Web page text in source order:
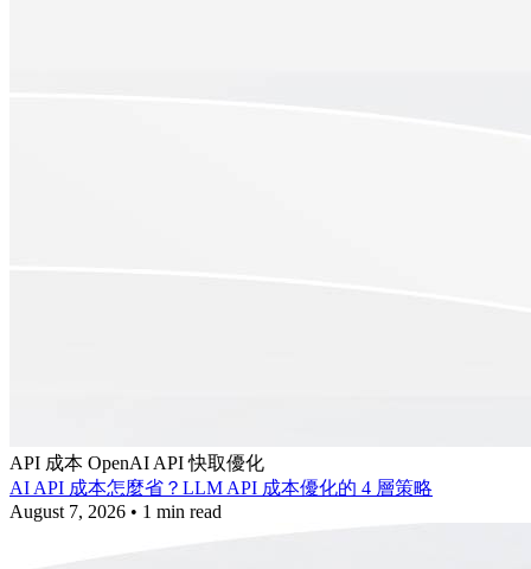
API 成本 OpenAI API 快取優化
AI API 成本怎麼省？LLM API 成本優化的 4 層策略
August 7, 2026 • 1 min read